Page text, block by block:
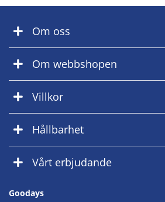
Om oss
Om webbshopen
Villkor
Hållbarhet
Vårt erbjudande
Goodays